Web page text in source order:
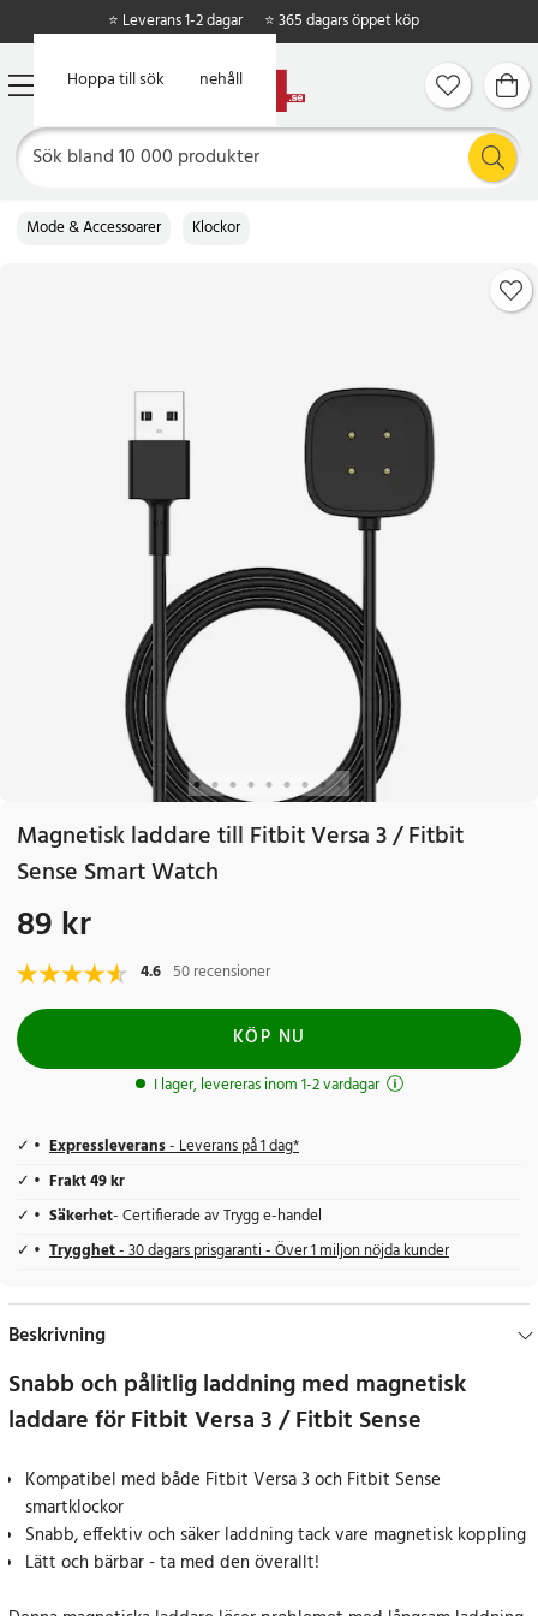
Hoppa till huvudinnehåll
Hoppa till sök
⭐ Leverans 1-2 dagar ⭐ 365 dagars öppet köp
Mode & Accessoarer Klockor
Magnetisk laddare till Fitbit Versa 3 / Fitbit
Sense Smart Watch
Pris: 89 kr
89 kr
4.6 50 recensioner
KÖP NU
I lager, levereras inom 1-2 vardagar
Expressleverans- Leverans på 1 dag*
Frakt 49 kr
Säkerhet- Certifierade av Trygg e-handel
Trygghet- 30 dagars prisgaranti - Över 1 miljon nöjda kunder
Beskrivning
Snabb och pålitlig laddning med magnetisk
laddare för Fitbit Versa 3 / Fitbit Sense
Kompatibel med både Fitbit Versa 3 och Fitbit Sense
smartklockor
Snabb, effektiv och säker laddning tack vare magnetisk koppling
Lätt och bärbar - ta med den överallt!